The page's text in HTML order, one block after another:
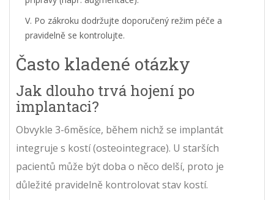
Po zákroku dodržujte doporučený režim péče a
pravidelně se kontrolujte.
Často kladené otázky
Jak dlouho trvá hojení po
implantaci?
Obvykle 3-6měsíce, během nichž se implantát
integruje s kostí (osteointegrace). U starších
pacientů může být doba o něco delší, proto je
důležité pravidelně kontrolovat stav kostí.